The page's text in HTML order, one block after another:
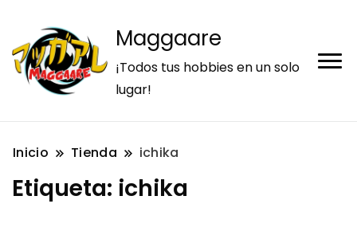
Maggaare
¡Todos tus hobbies en un solo
lugar!
Inicio Tienda ichika
Etiqueta: ichika